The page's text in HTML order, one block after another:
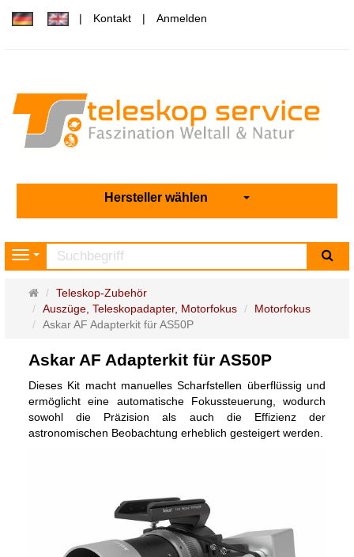
Kontakt Anmelden
Hersteller wählen
Navigation
Startseite
Teleskop-Zubehör
Auszüge, Teleskopadapter, Motorfokus
Motorfokus
Askar AF Adapterkit für AS50P
Askar AF Adapterkit für AS50P
Dieses Kit macht manuelles Scharfstellen überflüssig und
ermöglicht eine automatische Fokussteuerung, wodurch
sowohl die Präzision als auch die Effizienz der
astronomischen Beobachtung erheblich gesteigert werden.